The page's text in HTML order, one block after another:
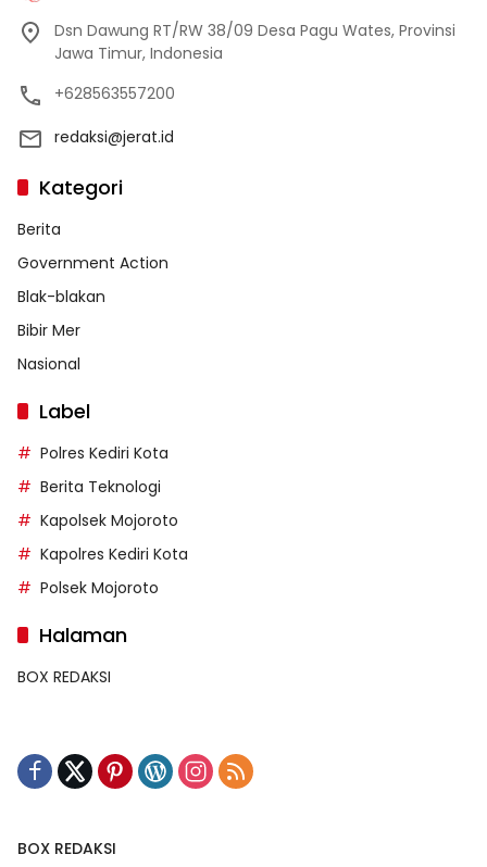
Dsn Dawung RT/RW 38/09 Desa Pagu Wates, Provinsi
Jawa Timur, Indonesia
+628563557200
redaksi@jerat.id
Kategori
Berita
Government Action
Blak-blakan
Bibir Mer
Nasional
Label
Polres Kediri Kota
Berita Teknologi
Kapolsek Mojoroto
Kapolres Kediri Kota
Polsek Mojoroto
Halaman
BOX REDAKSI
BOX REDAKSI